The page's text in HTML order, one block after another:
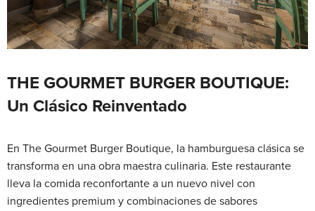
THE GOURMET BURGER BOUTIQUE:
Un Clásico Reinventado
En The Gourmet Burger Boutique, la hamburguesa clásica se
transforma en una obra maestra culinaria. Este restaurante
lleva la comida reconfortante a un nuevo nivel con
ingredientes premium y combinaciones de sabores